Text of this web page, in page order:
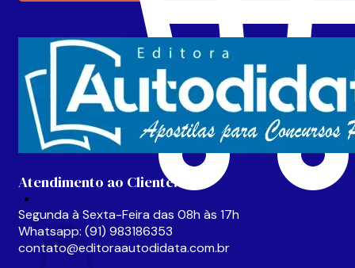
Carrinho
Atendimento ao Cliente:
Segunda à Sexta-Feira das 08h às 17h
Whatsapp: (91) 983186353
contato@editoraautodidata.com.br